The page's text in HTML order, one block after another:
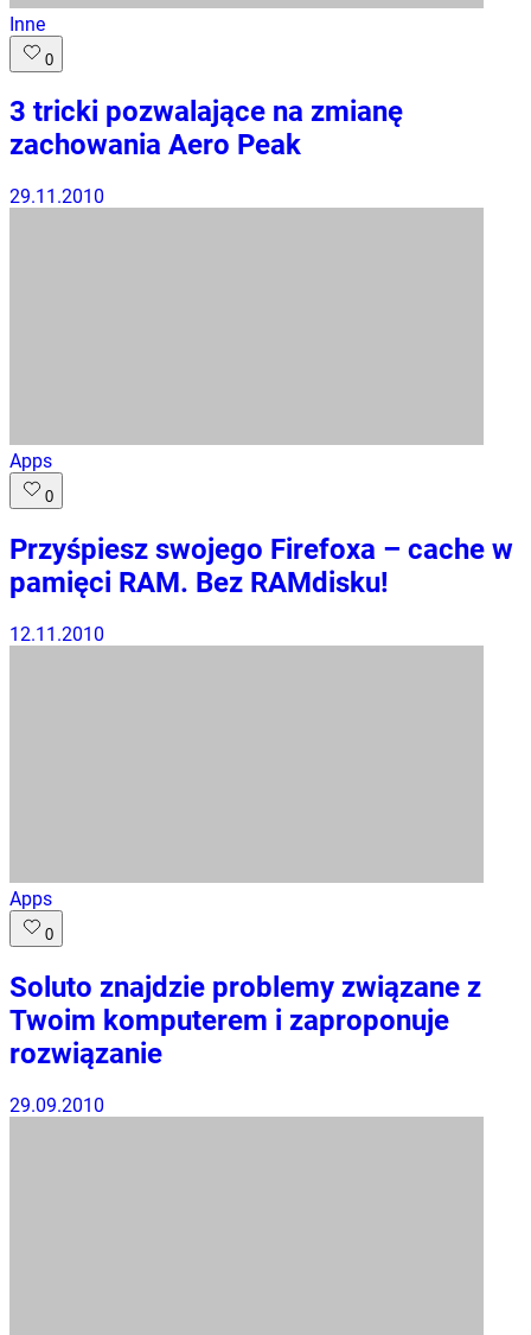
Inne
0
3 tricki pozwalające na zmianę
zachowania Aero Peak
29.11.2010
Apps
0
Przyśpiesz swojego Firefoxa – cache w
pamięci RAM. Bez RAMdisku!
12.11.2010
Apps
0
Soluto znajdzie problemy związane z
Twoim komputerem i zaproponuje
rozwiązanie
29.09.2010